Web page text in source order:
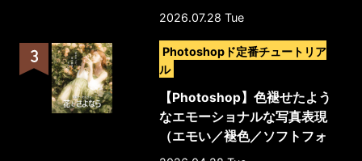
「対話」の技術〜
2026.07.28 Tue
Photoshopド定番チュートリア
ル
【Photoshop】色褪せたよう
なエモーショナルな写真表現
（エモい／褪色／ソフトフォ
ーカス／写真加工）